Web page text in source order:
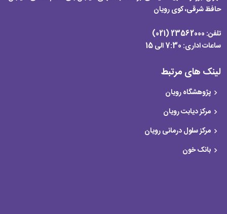
حافظ شرقی، کوی رویان
تلفن:
ساعات اداری:
لینک های مرتبط
پژوهشگاه رویان
مرکز دیابت رویان
مرکز سلول درمانی رویان
بانک خون